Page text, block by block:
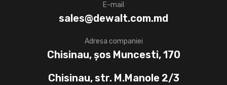
E-mail
sales@dewalt.com.md
Adresa companiei
Chisinau, șos Muncesti, 170
Chisinau, str. M.Manole 2/3